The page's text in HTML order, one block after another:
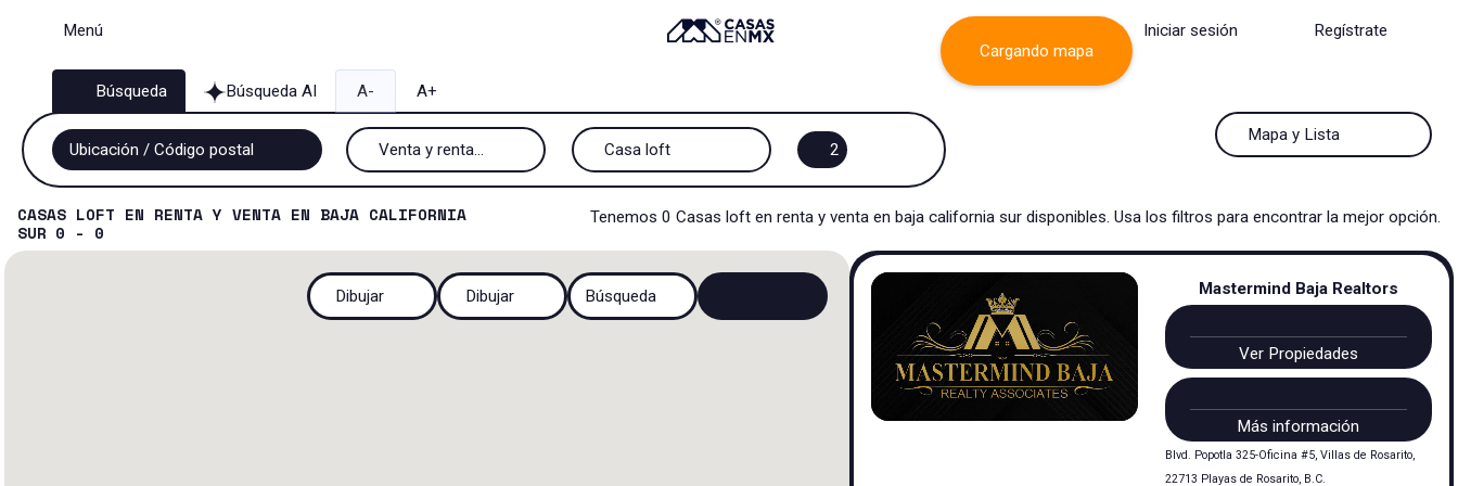
Menú Iniciar sesión Regístrate
Búsqueda Búsqueda AI A- A+
Renta
Venta
Venta y renta...
Casa
Casa en privada
Casa loft
2
100 Resultados por página
200 Resultados por página Ver lista
Mapa y Lista
CASAS LOFT EN RENTA Y VENTA EN BAJA CALIFORNIA
SUR 0 - 0
Tenemos 0 Casas loft en renta y venta en baja california sur disponibles. Usa los filtros para encontrar la mejor opción.
Cargando mapa
Dibujar Dibujar Búsqueda Mastermind Baja Realtors
Ver Propiedades
Más información
Blvd. Popotla 325-Oficina #5, Villas de Rosarito,
22713 Playas de Rosarito, B.C.